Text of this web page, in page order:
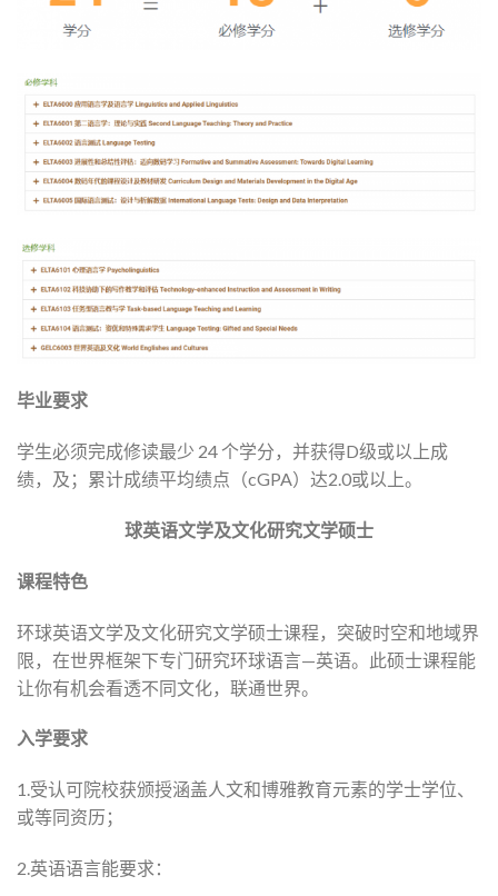
毕业要求
学生必须完成修读最少 24 个学分，并获得D级或以上成
绩，及；累计成绩平均绩点（cGPA）达2.0或以上。
球英语文学及文化研究文学硕士
课程特色
环球英语文学及文化研究文学硕士课程，突破时空和地域界
限，在世界框架下专门研究环球语言—英语。此硕士课程能
让你有机会看透不同文化，联通世界。
入学要求
1.受认可院校获颁授涵盖人文和博雅教育元素的学士学位、
或等同资历；
2.英语语言能要求：